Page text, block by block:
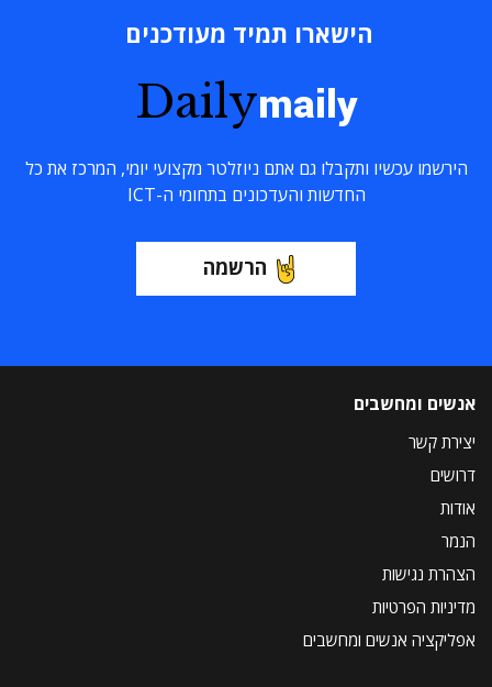
הישארו תמיד מעודכנים
Dailymaily
הירשמו עכשיו ותקבלו גם אתם ניוזלטר מקצועי יומי, המרכז את כל
החדשות והעדכונים בתחומי ה-ICT
הרשמה
אנשים ומחשבים
יצירת קשר
דרושים
אודות
הנמר
הצהרת נגישות
מדיניות הפרטיות
אפליקציה אנשים ומחשבים